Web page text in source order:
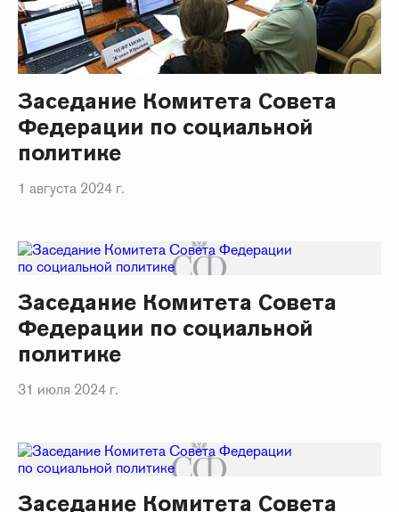
Заседание Комитета Совета
Федерации по социальной
политике
1 августа 2024 г.
Заседание Комитета Совета
Федерации по социальной
политике
31 июля 2024 г.
Заседание Комитета Совета